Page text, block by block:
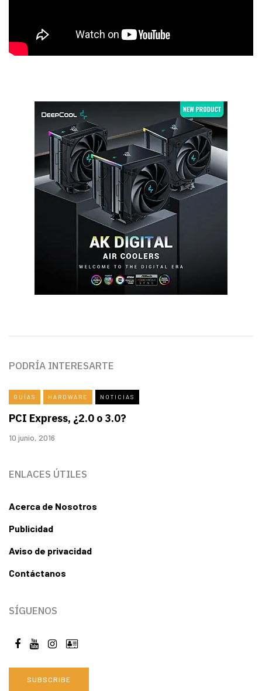
PODRÍA INTERESARTE
GUÍAS HARDWARE NOTICIAS
PCI Express, ¿2.0 o 3.0?
10 junio, 2016
ENLACES ÚTILES
Acerca de Nosotros
Publicidad
Aviso de privacidad
Contáctanos
SÍGUENOS
SUBSCRIBE